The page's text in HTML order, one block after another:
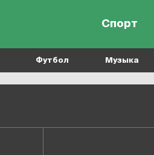
Спорт
Футбол Музыка